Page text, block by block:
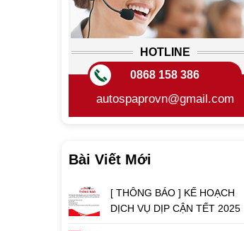
HOTLINE
0868 158 386
autospaprovn@gmail.com
Bài Viết Mới
[ THÔNG BÁO ] KẾ HOẠCH
DỊCH VỤ DỊP CẬN TẾT 2025